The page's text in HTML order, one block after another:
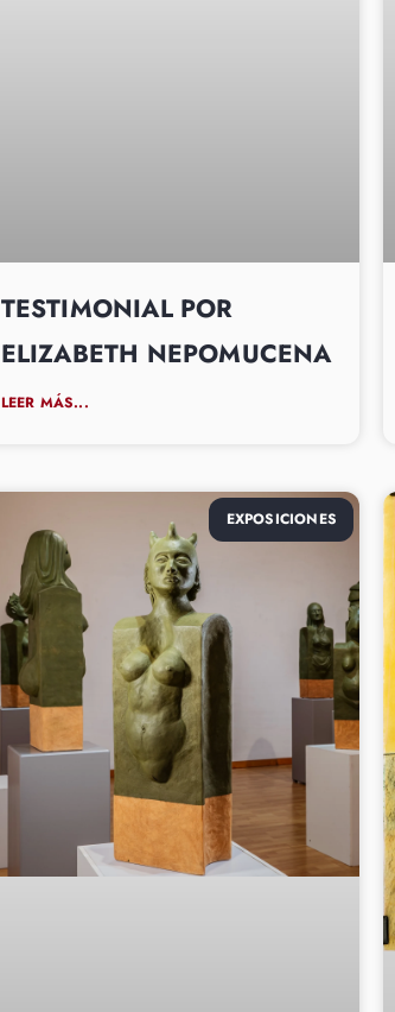
TESTIMONIAL POR
ELIZABETH NEPOMUCENA
LEER MÁS...
EXPOSICIONES